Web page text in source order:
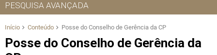
PESQUISA AVANÇADA
Início Conteúdo Posse do Conselho de Gerência da CP
Posse do Conselho de Gerência da